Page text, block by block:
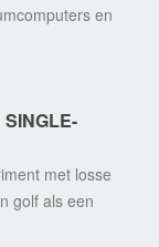
en
met losse
golf als een